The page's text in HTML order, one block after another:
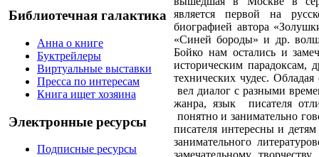
Библиотечная галактика
Анна о книге
Буктрейлеры
Виртуальные выставки
Пресса по интересам
Книга ищет хозяина
Электронные ресурсы
Подписные ресурсы
является первой на
биографией автора
«Синей бороды» и др.
Бойко нам остались и
историческим парадоксам,
технических чудес.
вел диалог с разными
жанра, язык
писателя
понятно и занимательно
писателя интересны и
занимательного
замечательному